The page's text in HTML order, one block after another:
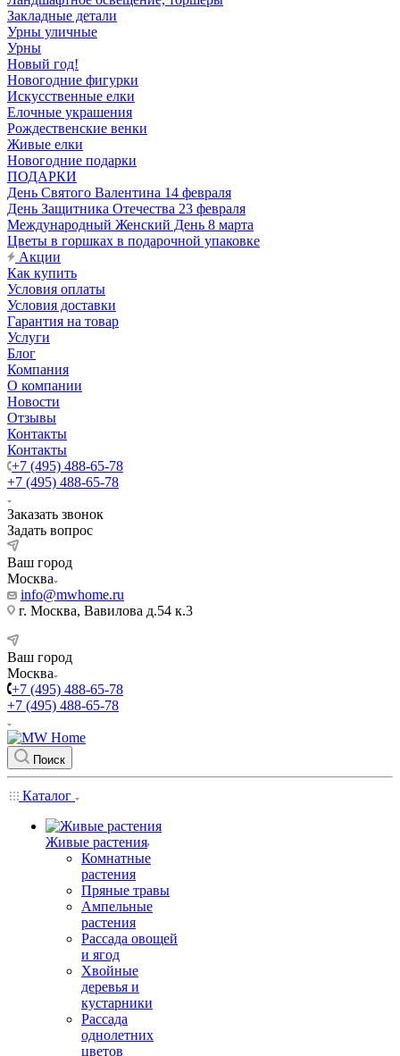
Закладные детали
Урны уличные
Урны
Новый год!
Новогодние фигурки
Искусственные елки
Елочные украшения
Рождественские венки
Живые елки
Новогодние подарки
ПОДАРКИ
День Святого Валентина 14 февраля
День Защитника Отечества 23 февраля
Международный Женский День 8 марта
Цветы в горшках в подарочной упаковке
Акции
Как купить
Условия оплаты
Условия доставки
Гарантия на товар
Услуги
Блог
Компания
О компании
Новости
Отзывы
Контакты
Контакты
+7 (495) 488-65-78
+7 (495) 488-65-78
Заказать звонок
Задать вопрос
Ваш город
Москва
info@mwhome.ru
г. Москва, Вавилова д.54 к.3
Ваш город
Москва
+7 (495) 488-65-78
+7 (495) 488-65-78
Поиск
Каталог
Живые растения
Комнатные
растения
Пряные травы
Ампельные
растения
Рассада овощей
и ягод
Хвойные
деревья и
кустарники
Рассада
однолетних
цветов